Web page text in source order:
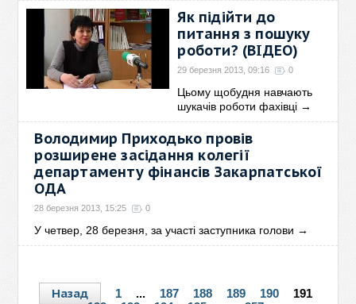
Як підійти до
питання з пошуку
роботи? (ВІДЕО)
29 березня 2013, 09:16 0
Цьому щобудня навчають
шукачів роботи фахівці →
Володимир Приходько провів
розширене засідання колегії
департаменту фінансів Закарпатської
ОДА
28 березня 2013, 15:25 0
У четвер, 28 березня, за участі заступника голови →
Назад 1 ... 187 188 189 190
191